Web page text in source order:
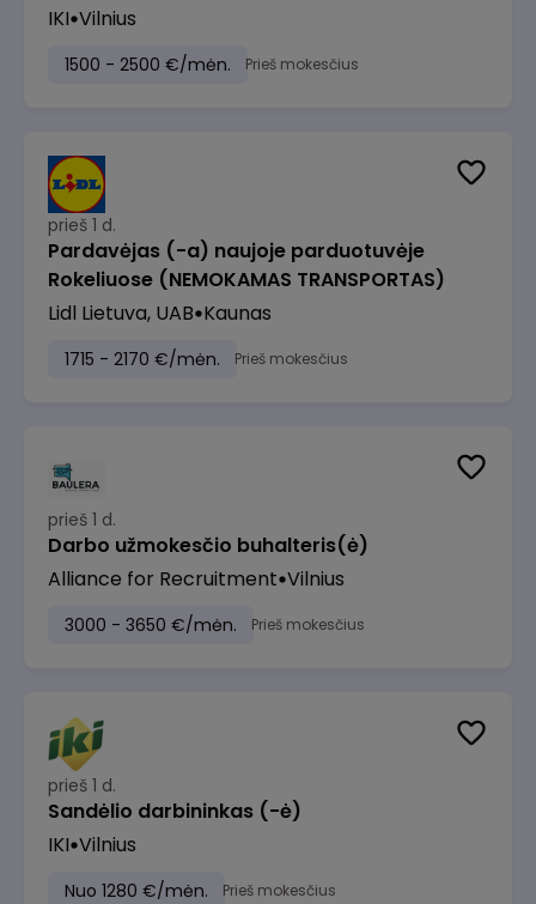
IKI Vilnius
1500 - 2500 €/mėn. Prieš mokesčius
prieš 1 d.
Pardavėjas (-a) naujoje parduotuvėje
Rokeliuose (NEMOKAMAS TRANSPORTAS)
Lidl Lietuva, UAB Kaunas
1715 - 2170 €/mėn. Prieš mokesčius
prieš 1 d.
Darbo užmokesčio buhalteris(ė)
Alliance for Recruitment Vilnius
3000 - 3650 €/mėn. Prieš mokesčius
prieš 1 d.
Sandėlio darbininkas (-ė)
IKI Vilnius
Nuo 1280 €/mėn. Prieš mokesčius